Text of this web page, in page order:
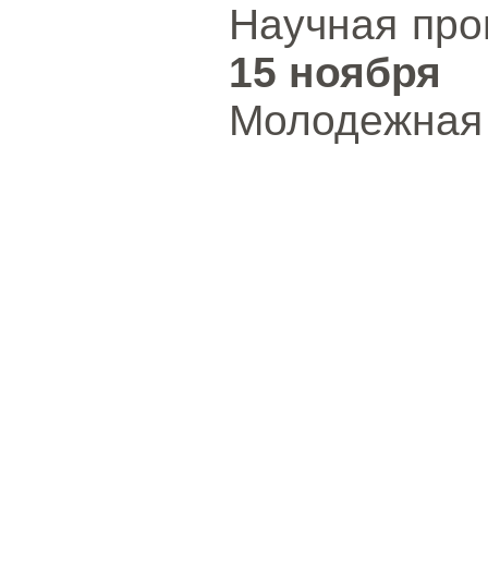
Научная
15 ноября